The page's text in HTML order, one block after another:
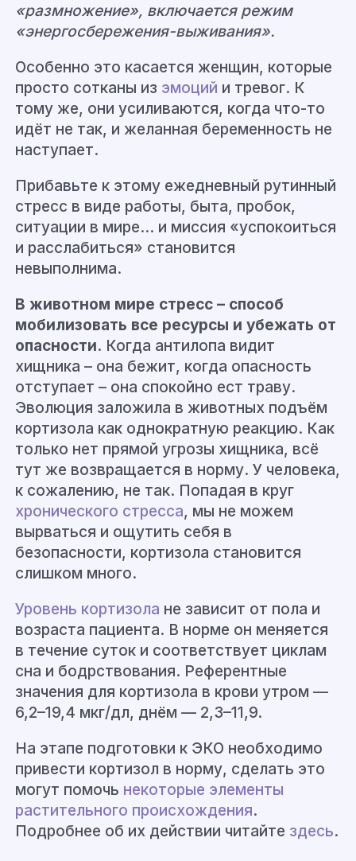
«размножение», включается режим
«энергосбережения-выживания».
Особенно это касается женщин, которые
просто сотканы из эмоций и тревог. К
тому же, они усиливаются, когда что-то
идёт не так, и желанная беременность не
наступает.
Прибавьте к этому ежедневный рутинный
стресс в виде работы, быта, пробок,
ситуации в мире… и миссия «успокоиться
и расслабиться» становится
невыполнима.
В животном мире стресс – способ
мобилизовать все ресурсы и убежать от
опасности. Когда антилопа видит
хищника – она бежит, когда опасность
отступает – она спокойно ест траву.
Эволюция заложила в животных подъём
кортизола как однократную реакцию. Как
только нет прямой угрозы хищника, всё
тут же возвращается в норму. У человека,
к сожалению, не так. Попадая в круг
хронического стресса, мы не можем
вырваться и ощутить себя в
безопасности, кортизола становится
слишком много.
Уровень кортизола не зависит от пола и
возраста пациента. В норме он меняется
в течение суток и соответствует циклам
сна и бодрствования. Референтные
значения для кортизола в крови утром —
6,2–19,4 мкг/дл, днём — 2,3–11,9.
На этапе подготовки к ЭКО необходимо
привести кортизол в норму, сделать это
могут помочь некоторые элементы
растительного происхождения.
Подробнее об их действии читайте здесь.